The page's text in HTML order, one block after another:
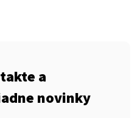
a
novinky